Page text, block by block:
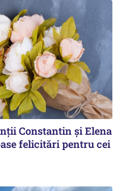
Constantin și Elena
felicitări pentru cei